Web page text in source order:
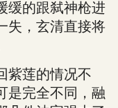
缓的跟弑神枪进
失，玄清直接将
紫莲的情况不
是完全不同，融